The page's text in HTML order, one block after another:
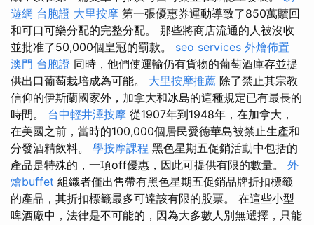
遊網 台胞證 大里按摩 第一張優惠券運動導致了850萬贖回
和可口可樂分配的完整分配。 那些將商店流通的人被沒收
並批准了50,000個皇冠的罰款。 seo services 外燴佈置
澳門 台胞證 同時，他們使運輸仍有貨物的葡萄酒庫存並提
供出口葡萄栽培成為可能。 大里按摩推薦 除了禁止其宗教
信仰的伊斯蘭國家外，加拿大和冰島的這種規定已有最長的
時間。 台中輕井澤按摩 從1907年到1948年，在加拿大，
在美國之前，當時的100,000個居民愛德華島被禁止生產和
分發酒精飲料。 學按摩課程 黑色星期五促銷活動中包括的
產品是特殊的，一項off優惠，因此可提供有限的數量。 外
燴buffet 組織者僅出售帶有黑色星期五促銷品牌折扣標籤
的產品，其折扣標籤最多可達該有限的股票。 在這些小型
啤酒廠中，法律是不可能的，因為大多數人別無選擇，只能